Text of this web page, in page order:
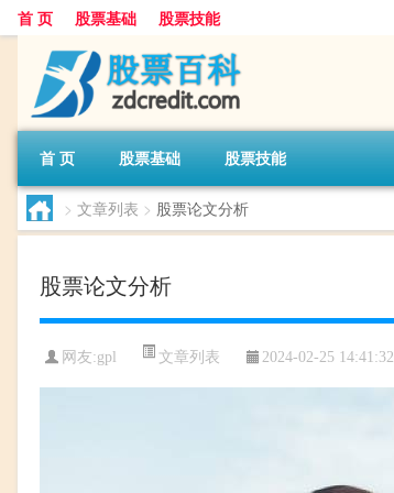
首 页 股票基础 股票技能
首 页 股票基础 股票技能
> 文章列表 > 股票论文分析
股票论文分析
网友:gpl 文章列表 2024-02-25 14:41:32